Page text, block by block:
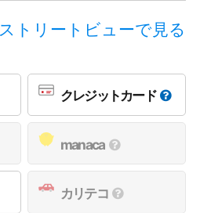
ストリートビューで見る
クレジットカード
manaca
カリテコ